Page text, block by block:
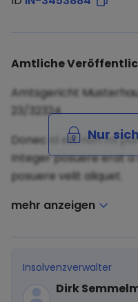
Amtliche
Amtsgericht
23/32324
Donec id elit non mi
Integer posuere erat
posuere velit aliquet.
Nur
mehr anzeigen
Insolvenzverwalter
Dirk